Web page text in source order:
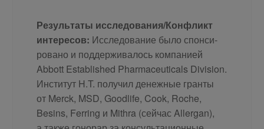
Ре­зуль­та­ты ис­сле­до­ва­ния/Кон­фликт
ин­те­ре­сов: Ис­сле­до­ва­ние бы­ло спон­си­
ро­ва­но и под­дер­жи­ва­лось ком­па­ни­ей
Abbott Established Pharmaceuticals Division.
Ин­сти­тут H.T. по­лу­чил де­неж­ные гран­ты
от Merck, MSD, Goodlife, Cook, Roche,
Besins, Ferring и Mithra (сей­час Allergan),